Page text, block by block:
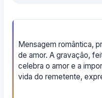
Mensagem romântica,
de amor. A gravação,
celebra o amor e a
vida do remetente,